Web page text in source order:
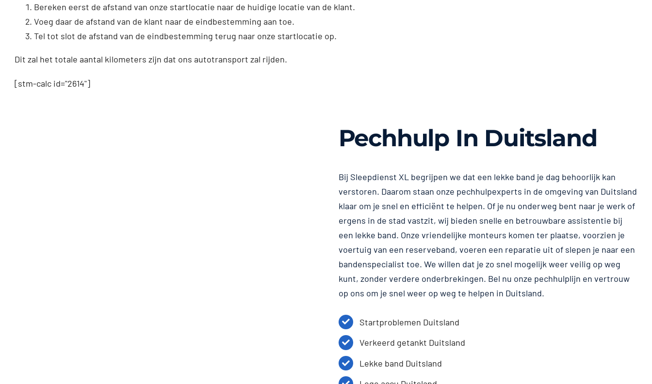
Bereken eerst de afstand van onze startlocatie naar de huidige locatie van de klant.
Voeg daar de afstand van de klant naar de eindbestemming aan toe.
Tel tot slot de afstand van de eindbestemming terug naar onze startlocatie op.
Dit zal het totale aantal kilometers zijn dat ons autotransport zal rijden.
[stm-calc id="2614"]
Pechhulp In Duitsland
Bij Sleepdienst XL begrijpen we dat een lekke band je dag behoorlijk kan
verstoren. Daarom staan onze pechhulpexperts in de omgeving van Duitsland
klaar om je snel en efficiënt te helpen. Of je nu onderweg bent naar je werk of
ergens in de stad vastzit, wij bieden snelle en betrouwbare assistentie bij
een lekke band. Onze vriendelijke monteurs komen ter plaatse, voorzien je
voertuig van een reserveband, voeren een reparatie uit of slepen je naar een
bandenspecialist toe. We willen dat je zo snel mogelijk weer veilig op weg
kunt, zonder verdere onderbrekingen. Bel nu onze pechhulplijn en vertrouw
op ons om je snel weer op weg te helpen in Duitsland.
Startproblemen Duitsland
Verkeerd getankt Duitsland
Lekke band Duitsland